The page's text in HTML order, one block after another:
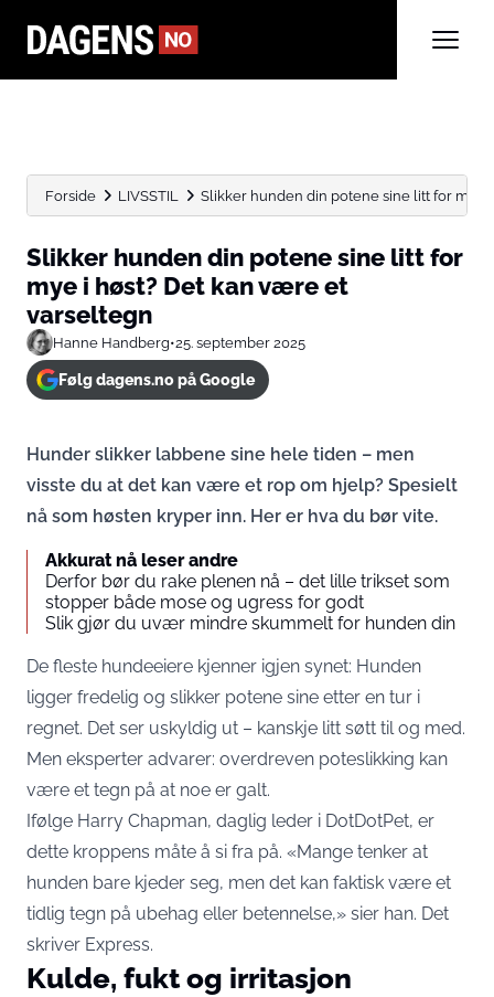
Forside LIVSSTIL Slikker hunden din potene sine litt for mye i
Slikker hunden din potene sine litt for
mye i høst? Det kan være et
varseltegn
Hanne Handberg•25. september 2025
Følg dagens.no på Google
Hunder slikker labbene sine hele tiden – men
visste du at det kan være et rop om hjelp? Spesielt
nå som høsten kryper inn. Her er hva du bør vite.
Akkurat nå leser andre
Derfor bør du rake plenen nå – det lille trikset som
stopper både mose og ugress for godt
Slik gjør du uvær mindre skummelt for hunden din
De fleste hundeeiere kjenner igjen synet: Hunden
ligger fredelig og slikker potene sine etter en tur i
regnet. Det ser uskyldig ut – kanskje litt søtt til og med.
Men eksperter advarer: overdreven poteslikking kan
være et tegn på at noe er galt.
Ifølge Harry Chapman, daglig leder i DotDotPet, er
dette kroppens måte å si fra på. «Mange tenker at
hunden bare kjeder seg, men det kan faktisk være et
tidlig tegn på ubehag eller betennelse,» sier han. Det
skriver Express.
Kulde, fukt og irritasjon